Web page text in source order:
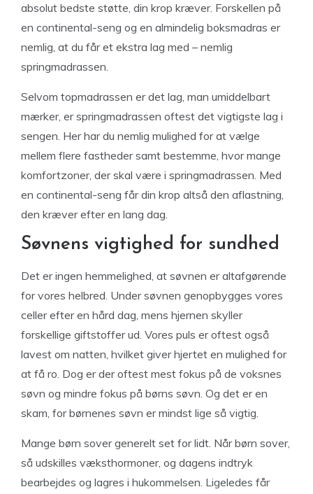
absolut bedste støtte, din krop kræver. Forskellen på
en continental-seng og en almindelig boksmadras er
nemlig, at du får et ekstra lag med – nemlig
springmadrassen.
Selvom topmadrassen er det lag, man umiddelbart
mærker, er springmadrassen oftest det vigtigste lag i
sengen. Her har du nemlig mulighed for at vælge
mellem flere fastheder samt bestemme, hvor mange
komfortzoner, der skal være i springmadrassen. Med
en continental-seng får din krop altså den aflastning,
den kræver efter en lang dag.
Søvnens vigtighed for sundhed
Det er ingen hemmelighed, at søvnen er altafgørende
for vores helbred. Under søvnen genopbygges vores
celler efter en hård dag, mens hjernen skyller
forskellige giftstoffer ud. Vores puls er oftest også
lavest om natten, hvilket giver hjertet en mulighed for
at få ro. Dog er der oftest mest fokus på de voksnes
søvn og mindre fokus på børns søvn. Og det er en
skam, for børnenes søvn er mindst lige så vigtig.
Mange børn sover generelt set for lidt. Når børn sover,
så udskilles væksthormoner, og dagens indtryk
bearbejdes og lagres i hukommelsen. Ligeledes får